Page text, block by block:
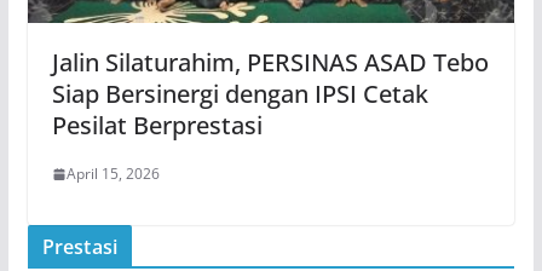
Jalin Silaturahim, PERSINAS ASAD Tebo
Siap Bersinergi dengan IPSI Cetak
Pesilat Berprestasi
April 15, 2026
Prestasi